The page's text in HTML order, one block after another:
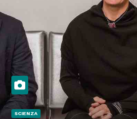
SCIENZA